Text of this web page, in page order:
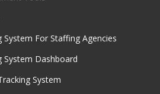
For Staffing Agencies
System Dashboard
System